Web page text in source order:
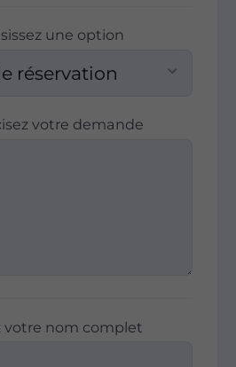
une option
votre demande
votre nom complet